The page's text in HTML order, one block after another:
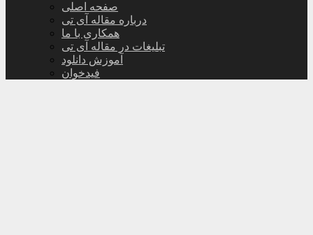
صفحه اصلی
درباره مقاله آی تی
همکاری با ما
تبلیغات در مقاله آی تی
آموزش دانلود
فیدخوان